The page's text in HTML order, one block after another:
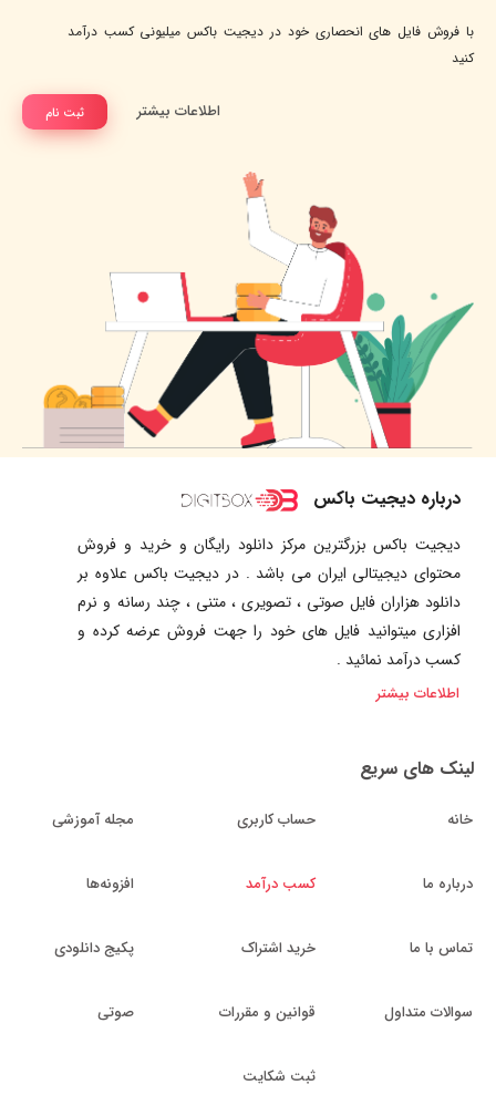
با فروش فایل های انحصاری خود در دیجیت باکس میلیونی کسب درآمد
کنید
ثبت نام اطلاعات بیشتر
درباره دیجیت باکس
دیجیت باکس بزرگترین مرکز دانلود رایگان و خرید و فروش
محتوای دیجیتالی ایران می باشد . در دیجیت باکس علاوه بر
دانلود هزاران فایل صوتی ، تصویری ، متنی ، چند رسانه و نرم
افزاری میتوانید فایل های خود را جهت فروش عرضه کرده و
کسب درآمد نمائید .
اطلاعات بیشتر
لینک های سریع
خانه
درباره ما
تماس با ما
سوالات متداول
حساب کاربری
کسب درآمد
خرید اشتراک
قوانین و مقررات
ثبت شکایت
مجله آموزشی
افزونه‌ها
پکیج دانلودی
صوتی